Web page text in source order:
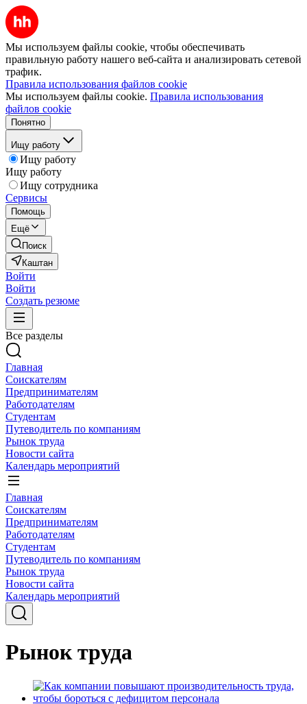
Мы используем файлы cookie, чтобы обеспечивать
правильную работу нашего веб-сайта и анализировать сетевой
трафик.
Правила использования файлов cookie
Мы используем файлы cookie. Правила использования
файлов cookie
Понятно
Ищу работу
Ищу работу
Ищу работу
Ищу сотрудника
Сервисы
Помощь
Ещё
Поиск
Каштан
Войти
Войти
Создать резюме
Все разделы
Главная
Соискателям
Предпринимателям
Работодателям
Студентам
Путеводитель по компаниям
Рынок труда
Новости сайта
Календарь мероприятий
Главная
Соискателям
Предпринимателям
Работодателям
Студентам
Путеводитель по компаниям
Рынок труда
Новости сайта
Календарь мероприятий
Рынок труда